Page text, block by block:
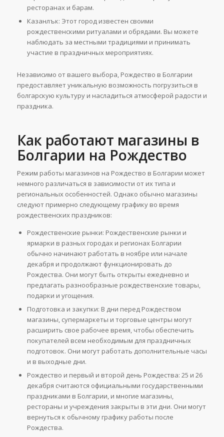
ресторанах и барам.
Казанлък: Этот город известен своими
рождественскими ритуалами и обрядами. Вы можете
наблюдать за местными традициями и принимать
участие в праздничных мероприятиях.
Независимо от вашего выбора, Рождество в Болгарии
предоставляет уникальную возможность погрузиться в
болгарскую культуру и насладиться атмосферой радости и
праздника.
Как работают магазины в
Болгарии на Рождество
Режим работы магазинов на Рождество в Болгарии может
немного различаться в зависимости от их типа и
региональных особенностей. Однако обычно магазины
следуют примерно следующему графику во время
рождественских праздников:
Рождественские рынки: Рождественские рынки и
ярмарки в разных городах и регионах Болгарии
обычно начинают работать в ноябре или начале
декабря и продолжают функционировать до
Рождества. Они могут быть открыты ежедневно и
предлагать разнообразные рождественские товары,
подарки и угощения.
Подготовка и закупки: В дни перед Рождеством
магазины, супермаркеты и торговые центры могут
расширить свое рабочее время, чтобы обеспечить
покупателей всем необходимым для праздничных
подготовок. Они могут работать дополнительные часы
и в выходные дни.
Рождество и первый и второй день Рождества: 25 и 26
декабря считаются официальными государственными
праздниками в Болгарии, и многие магазины,
рестораны и учреждения закрыты в эти дни. Они могут
вернуться к обычному графику работы после
Рождества.